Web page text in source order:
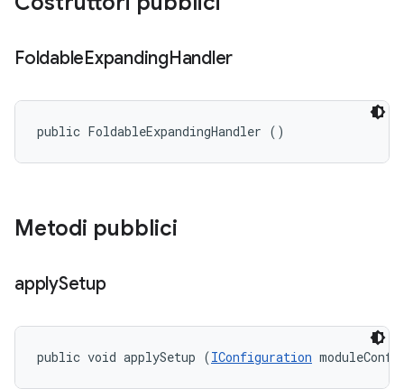
FoldableExpandingHandler
public FoldableExpandingHandler ()
Metodi pubblici
applySetup
public void applySetup (IConfiguration